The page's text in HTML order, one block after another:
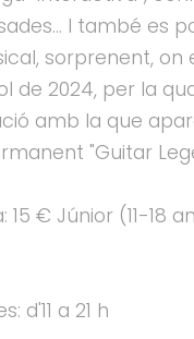
I també es
sorprenent,
de 2024, per la
amb la que
"Guitar
15 € Júnior (11-
d'11 a 21 h